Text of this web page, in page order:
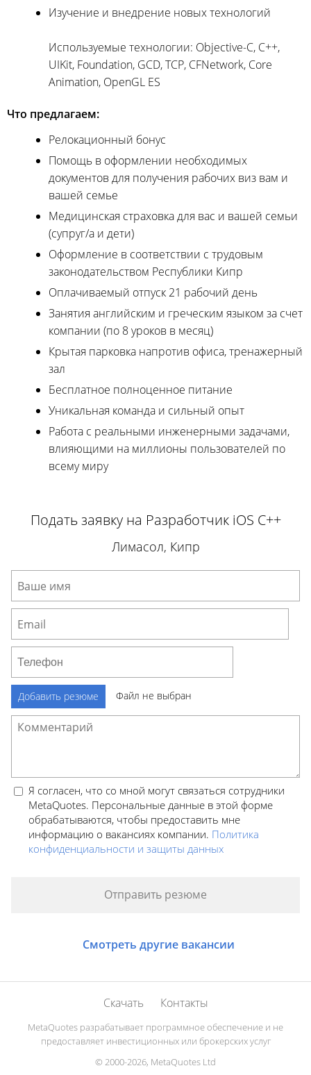
Изучение и внедрение новых технологий
Используемые технологии: Objective-C, C++,
UIKit, Foundation, GCD, TCP, CFNetwork, Core
Animation, OpenGL ES
Что предлагаем:
Релокационный бонус
Помощь в оформлении необходимых
документов для получения рабочих виз вам и
вашей семье
Медицинская страховка для вас и вашей семьи
(супруг/а и дети)
Оформление в соответствии с трудовым
законодательством Республики Кипр
Оплачиваемый отпуск 21 рабочий день
Занятия английским и греческим языком за счет
компании (по 8 уроков в месяц)
Крытая парковка напротив офиса, тренажерный
зал
Бесплатное полноценное питание
Уникальная команда и сильный опыт
Работа с реальными инженерными задачами,
влияющими на миллионы пользователей по
всему миру
Подать заявку на Разработчик iOS C++
Лимасол, Кипр
Добавить резюме Файл не выбран
Я согласен, что со мной могут связаться сотрудники
MetaQuotes. Персональные данные в этой форме
обрабатываются, чтобы предоставить мне
информацию о вакансиях компании. Политика
конфиденциальности и защиты данных
Смотреть другие вакансии
Скачать Контакты
MetaQuotes разрабатывает программное обеспечение и не
предоставляет инвестиционных или брокерских услуг
© 2000-2026, MetaQuotes Ltd